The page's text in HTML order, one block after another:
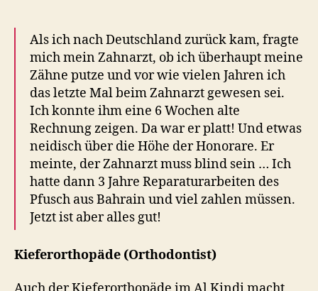
Als ich nach Deutschland zurück kam, fragte
mich mein Zahnarzt, ob ich überhaupt meine
Zähne putze und vor wie vielen Jahren ich
das letzte Mal beim Zahnarzt gewesen sei.
Ich konnte ihm eine 6 Wochen alte
Rechnung zeigen. Da war er platt! Und etwas
neidisch über die Höhe der Honorare. Er
meinte, der Zahnarzt muss blind sein … Ich
hatte dann 3 Jahre Reparaturarbeiten des
Pfusch aus Bahrain und viel zahlen müssen.
Jetzt ist aber alles gut!
Kieferorthopäde (Orthodontist)